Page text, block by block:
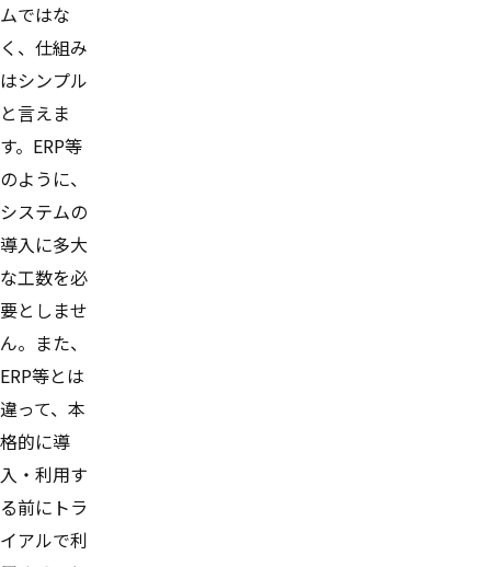
ムではな
く、仕組み
はシンプル
と言えま
す。ERP等
のように、
システムの
導入に多大
な工数を必
要としませ
ん。また、
ERP等とは
違って、本
格的に導
入・利用す
る前にトラ
イアルで利